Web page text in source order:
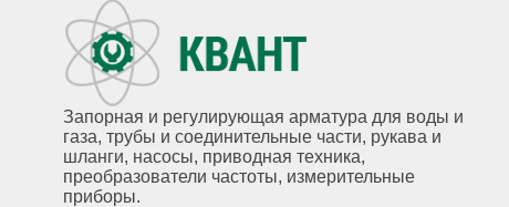
Запорная и регулирующая арматура для воды и
газа, трубы и соединительные части, рукава и
шланги, насосы, приводная техника,
преобразователи частоты, измерительные
приборы.